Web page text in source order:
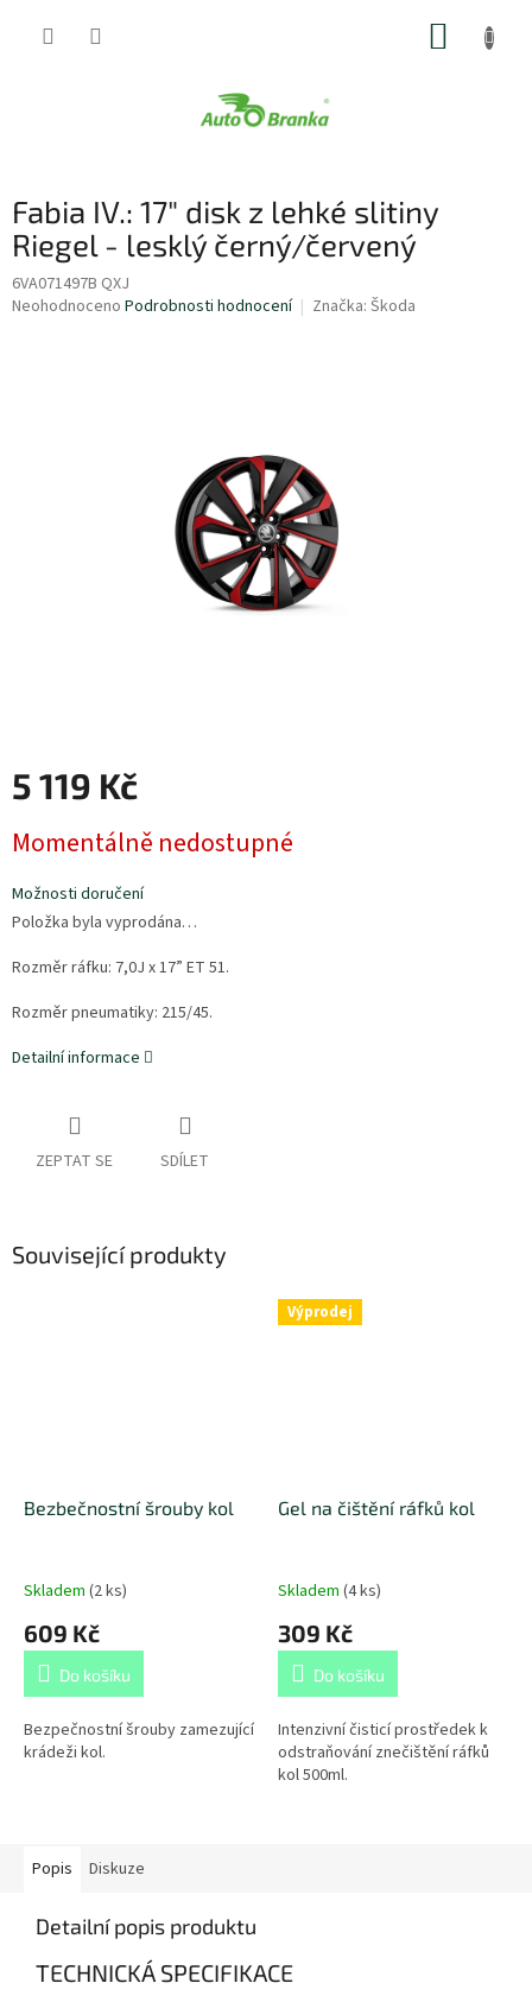
Fabia IV.: 17" disk z lehké slitiny
Riegel - lesklý černý/červený
6VA071497B QXJ
Průměrné
Neohodnoceno Podrobnosti hodnocení Značka: Škoda
5 119 Kč
cena:
Momentálně nedostupné
Možnosti doručení
Položka byla vyprodána…
Rozměr ráfku: 7,0J x 17” ET 51.
Rozměr pneumatiky: 215/45.
Detailní informace
ZEPTAT SE SDÍLET
Související produkty
Bezbečnostní šrouby kol
Skladem (2 ks)
609 Kč
Do košíku
Bezpečnostní šrouby zamezující
krádeži kol.
Výprodej
Gel na čištění ráfků kol
Skladem (4 ks)
309 Kč
Do košíku
Intenzivní čisticí prostředek k
odstraňování znečištění ráfků
kol 500ml.
Popis Diskuze
Detailní popis produktu
TECHNICKÁ SPECIFIKACE